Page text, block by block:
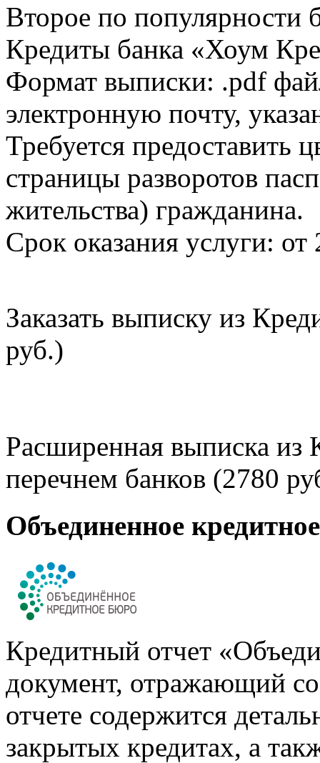
Второе по популярности
Кредиты банка «Хоум
Формат выписки: .pdf
электронную почту,
Требуется предоставить
страницы разворотов
жительства) гражданина.
Срок оказания услуги: от
Заказать выписку из
руб.)
Расширенная выписка из
перечнем банков (2780
Объединенное
Кредитный отчет
документ, отражающий
отчете содержится
закрытых кредитах, а